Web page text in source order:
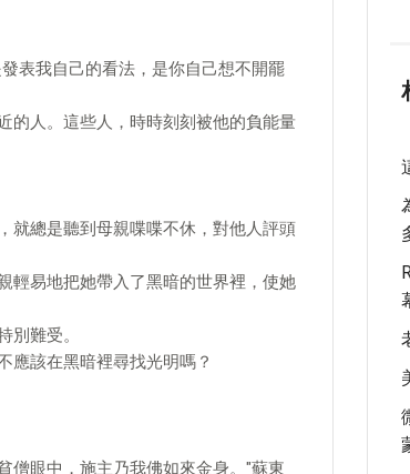
表我自己的看法，是你自己想不開罷
的人。這些人，時時刻刻被他的負能量
就總是聽到母親喋喋不休，對他人評頭
輕易地把她帶入了黑暗的世界裡，使她
難受。
應該在黑暗裡尋找光明嗎？
僧眼中，施主乃我佛如來金身。"蘇東